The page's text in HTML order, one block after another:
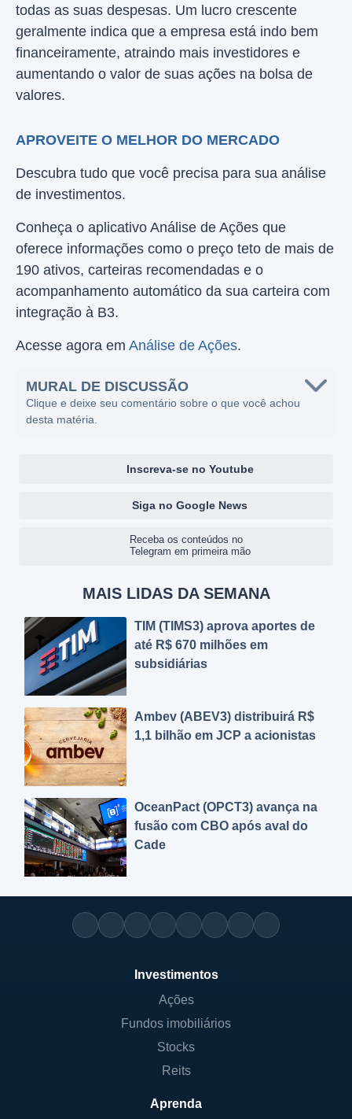
todas as suas despesas. Um lucro crescente
geralmente indica que a empresa está indo bem
financeiramente, atraindo mais investidores e
aumentando o valor de suas ações na bolsa de
valores.
APROVEITE O MELHOR DO MERCADO
Descubra tudo que você precisa para sua análise
de investimentos.
Conheça o aplicativo Análise de Ações que
oferece informações como o preço teto de mais de
190 ativos, carteiras recomendadas e o
acompanhamento automático da sua carteira com
integração à B3.
Acesse agora em Análise de Ações.
MURAL DE DISCUSSÃO
Clique e deixe seu comentário sobre o que você achou
desta matéria.
Inscreva-se no Youtube
Siga no Google News
Receba os conteúdos no
Telegram em primeira mão
MAIS LIDAS DA SEMANA
TIM (TIMS3) aprova aportes de
até R$ 670 milhões em
subsidiárias
Ambev (ABEV3) distribuirá R$
1,1 bilhão em JCP a acionistas
OceanPact (OPCT3) avança na
fusão com CBO após aval do
Cade
Investimentos
Ações
Fundos imobiliários
Stocks
Reits
Aprenda